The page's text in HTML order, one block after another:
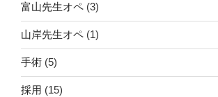
富山先生オペ (3)
山岸先生オペ (1)
手術 (5)
採用 (15)